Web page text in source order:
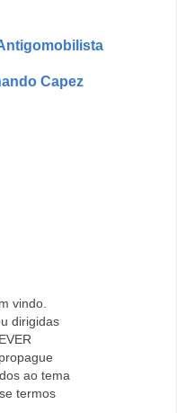
Capez
vindo.
dirigidas
ao tema
termos